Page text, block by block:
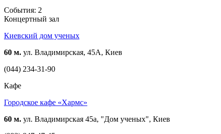
События: 2
Концертный зал
Киевский дом ученых
60 м. ул. Владимирская, 45А, Киев
(044) 234-31-90
Кафе
Городское кафе «Хармс»
60 м. ул. Владимирская 45а, "Дом ученых", Киев